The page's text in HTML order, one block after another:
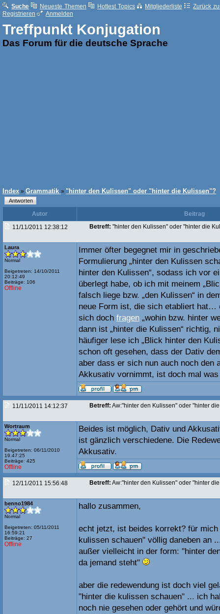
Suche Neueste Themen Hottest Topics Mitgliederliste
Zurück
Registrieren
Anmelden
Treffpunkt Konjugation
Das Forum für die deutsche Sprache
Index » Grammatik » "hinter den Kulissen" oder "hinter die Kulissen"?
Autor
Beitrag
11/11/2011 12:38:12
Betreff: "hinter den Kulissen" oder "hinter die
Laura
Normal
Beigetreten: 14/10/2011
20:12:49
Beiträge: 106
Offline
Immer öfter begegnet mir in
Formulierung „hinter den Kulissen
hinter den Kulissen“, sodass ich vor
überlegt habe, ob ich mit meinem
falsch liege bzw. „den Kulissen“ in
neue Form ist, die sich etabliert hat…
sich doch fragen „wohin bzw. hinter
dann ist „hinter die Kulissen“ richtig,
häufiger lese ich „Blick hinter den
schon oft gesehen, dass der Dativ
aber dass er sich nun auch noch den
Akkusativ vornimmt, ist doch mal
11/11/2011 14:12:37 Betreff: Aw:"hinter den Kulissen" oder "hinter
Wortraum
Normal
Beigetreten: 06/11/2010
19:47:25
Beiträge: 425
Offline
Beides ist möglich, Dativ und
ist gänzlich verschiedene. Die
Akkusativ.
12/11/2011 15:56:48 Betreff: Aw:"hinter den Kulissen" oder "hinter
benno1984
Normal
Beigetreten: 05/11/2011
16:59:21
Beiträge: 27
Offline
hallo zusammen,
echt jetzt, ist beides korrekt? für
kulissen schauen" völlig daneben an
außer vielleicht in der form: "hinter
da jemand steht"
aber die redewendung ist doch viel
"hinter die kulissen schauen" ... ich
noch nie gesehen oder gehört und